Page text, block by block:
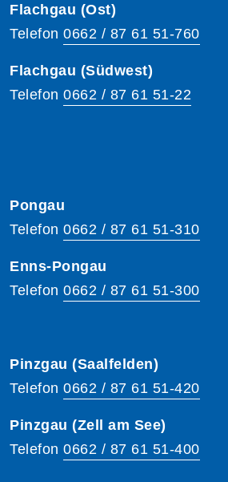
Flachgau (Ost)
Telefon 0662 / 87 61 51-760
Flachgau (Südwest)
Telefon 0662 / 87 61 51-22
Pongau
Telefon 0662 / 87 61 51-310
Enns-Pongau
Telefon 0662 / 87 61 51-300
Pinzgau (Saalfelden)
Telefon 0662 / 87 61 51-420
Pinzgau (Zell am See)
Telefon 0662 / 87 61 51-400